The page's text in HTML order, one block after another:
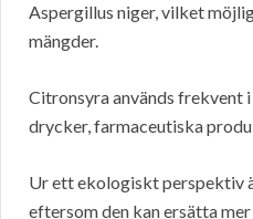
Aspergillus niger, vilket
mängder.
Citronsyra används frekvent
drycker, farmaceutiska
Ur ett ekologiskt perspektiv
eftersom den kan ersätta